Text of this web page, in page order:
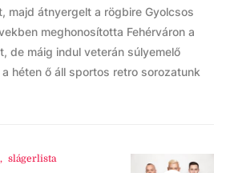
majd átnyergelt a rögbire Gyolcsos
meghonosította Fehérváron a
de máig indul veterán súlyemelő
héten ő áll sportos retro sorozatunk
, slágerlista